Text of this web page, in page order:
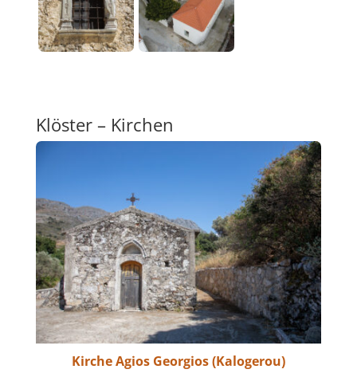
Klöster – Kirchen
Kirche Agios Georgios (Kalogerou)